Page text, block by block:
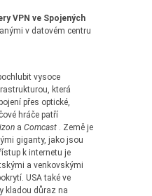
VPN ve Spojených
v datovém centru
vysoce
která
přes optické,
hráče patří
a Comcast . Země je
giganty, jako jsou
k internetu je
a venkovskými
USA také ve
kladou důraz na